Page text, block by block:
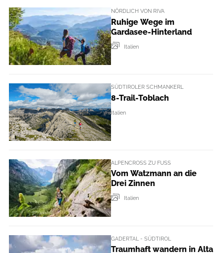
NÖRDLICH VON RIVA
Ruhige Wege im
Gardasee-Hinterland
Italien
SÜDTIROLER SCHMANKERL
8-Trail-Toblach
Italien
ALPENCROSS ZU FUSS
Vom Watzmann an die
Drei Zinnen
Italien
GADERTAL - SÜDTIROL
Traumhaft wandern in Alta